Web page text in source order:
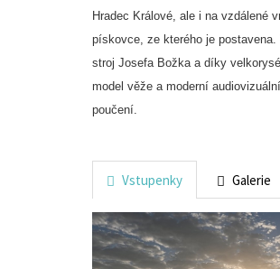
Hradec Králové, ale i na vzdálené
pískovce, ze kterého je
stroj Josefa Božka a díky
model věže a moderní
poučení.
Vstupenky Galerie